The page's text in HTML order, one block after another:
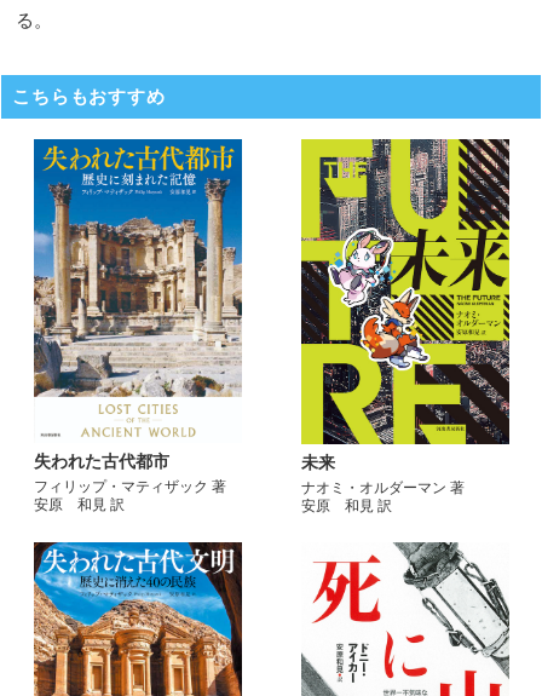
る。
こちらもおすすめ
失われた古代都市
フィリップ・マティザック 著
安原 和見 訳
未来
ナオミ・オルダーマン 著
安原 和見 訳